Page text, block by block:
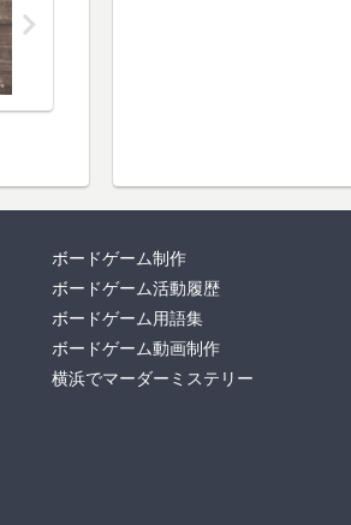
ボードゲーム制作
ボードゲーム活動履歴
ボードゲーム用語集
ボードゲーム動画制作
横浜でマーダーミステリー